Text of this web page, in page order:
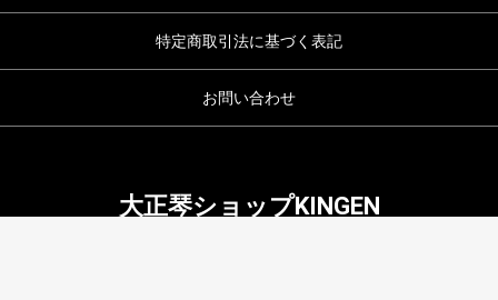
特定商取引法に基づく表記
お問い合わせ
大正琴ショップKINGEN